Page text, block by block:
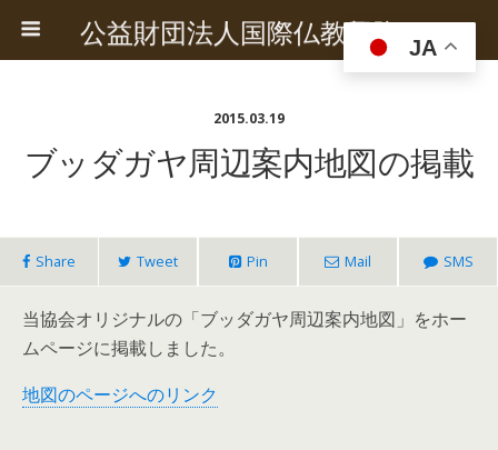
公益財団法人国際仏教興隆協会
2015.03.19
ブッダガヤ周辺案内地図の掲載
Share Tweet Pin Mail SMS
当協会オリジナルの「ブッダガヤ周辺案内地図」をホー
ムページに掲載しました。
地図のページへのリンク
JA